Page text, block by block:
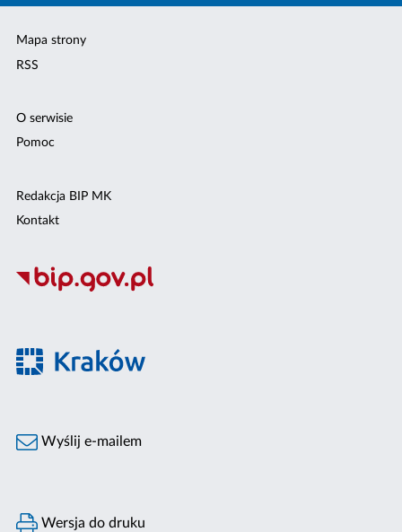
Mapa strony
RSS
O serwisie
Pomoc
Redakcja BIP MK
Kontakt
Wyślij e-mailem
Wersja do druku